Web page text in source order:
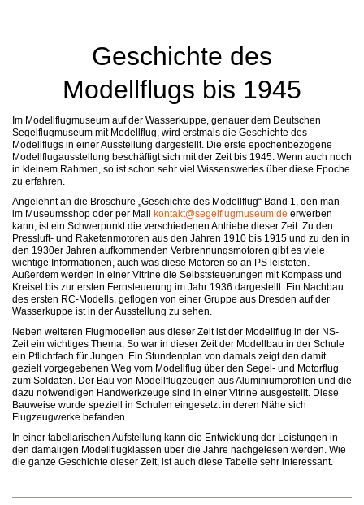
Geschichte des
Modellflugs bis 1945
Im Modellflugmuseum auf der Wasserkuppe, genauer dem Deutschen
Segelflugmuseum mit Modellflug, wird erstmals die Geschichte des
Modellflugs in einer Ausstellung dargestellt. Die erste epochenbezogene
Modellflugausstellung beschäftigt sich mit der Zeit bis 1945. Wenn auch noch
in kleinem Rahmen, so ist schon sehr viel Wissenswertes über diese Epoche
zu erfahren.
Angelehnt an die Broschüre „Geschichte des Modellflug“ Band 1, den man
im Museumsshop oder per Mail
kontakt@segelflugmuseum.de erwerben
kann, ist ein Schwerpunkt die verschiedenen Antriebe dieser Zeit. Zu den
Pressluft- und Raketenmotoren aus den Jahren 1910 bis 1915 und zu den in
den 1930er Jahren aufkommenden Verbrennungsmotoren gibt es viele
wichtige Informationen, auch was diese Motoren so an PS leisteten.
Außerdem werden in einer Vitrine die Selbststeuerungen mit Kompass und
Kreisel bis zur ersten Fernsteuerung im Jahr 1936 dargestellt. Ein Nachbau
des ersten RC-Modells, geflogen von einer Gruppe aus Dresden auf der
Wasserkuppe ist in der Ausstellung zu sehen.
Neben weiteren Flugmodellen aus dieser Zeit ist der Modellflug in der NS-
Zeit ein wichtiges Thema. So war in dieser Zeit der Modellbau in der Schule
ein Pflichtfach für Jungen. Ein Stundenplan von damals zeigt den damit
gezielt vorgegebenen Weg vom Modellflug über den Segel- und Motorflug
zum Soldaten. Der Bau von Modellflugzeugen aus Aluminiumprofilen und die
dazu notwendigen Handwerkzeuge sind in einer Vitrine ausgestellt. Diese
Bauweise wurde speziell in Schulen eingesetzt in deren Nähe sich
Flugzeugwerke befanden.
In einer tabellarischen Aufstellung kann die Entwicklung der Leistungen in
den damaligen Modellflugklassen über die Jahre nachgelesen werden. Wie
die ganze Geschichte dieser Zeit, ist auch diese Tabelle sehr interessant.